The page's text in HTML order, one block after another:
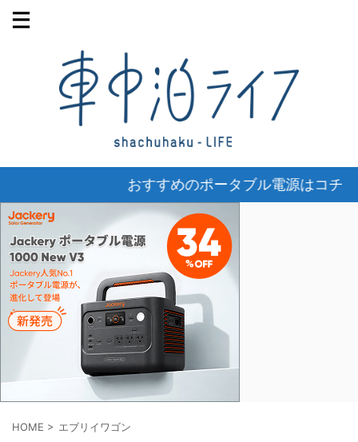
おすすめのポータブル電源はコチラ
HOME > エブリイワゴン